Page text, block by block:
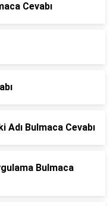
Cevabı
Bulmaca Cevabı
Bulmaca